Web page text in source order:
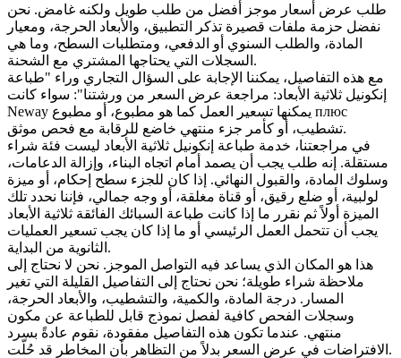
طلب عرض أسعار موجز أفضل من طلب طويل ولكنه غامض. نحن
نفضل حزمة ملفات قصيرة تذكر التطبيق، والأبعاد الحرجة، ومعيار
المادة، والطلب السنوي أو الدفعي، ومتطلبات السطح، وما هي
السجلات التي يحتاجها المشتري مع الشحنة.
مع هذه التفاصيل، يمكننا الإجابة على السؤال التجاري وراء "طباعة
إنكونيل ثلاثية الأبعاد: مراجعة عرض السعر من ورشتنا": سواء كانت
Neway يمكنها تسعير العمل كما هو مطبوع، أو مطبوع плюс
تشطيب، أو كأمر جزء منتهي خاضع للرقابة مع فحص موثق.
في مراجعتنا، خدمة طباعة إنكونيل ثلاثية الأبعاد ليست فئة شراء
مستقلة. إنه طلب يجب أن يصمد أمام اتجاه البناء، وإزالة الدعامات،
وسلوك المادة، والقبول النهائي. إذا كان للجزء سطح إحكام، أو ميزة
لولبية، أو ضلع رقيق، أو قناة مغلقة، أو وجه جمالي، فإننا نحدد تلك
الميزة أولاً ثم نقرر ما إذا كانت طباعة السبائك الفائقة ثلاثية الأبعاد
يجب أن تتحمل العمل الرئيسي أو ما إذا كان يجب تسعير العمليات
الثانوية من البداية.
هذا هو المكان الذي يساعد فيه التواصل الموجز. نحن لا نحتاج إلى
ملاحظة شراء طويلة؛ نحن نحتاج إلى التفاصيل القليلة التي تغير
المسار. درجة المادة، والكمية، والتشطيب، والأبعاد الحرجة،
وسجلات الفحص كافية لفصل نموذج قابل للطباعة عن مكون
منتهي. عندما تكون هذه التفاصيل مفقودة، نقوم عادةً بسرد
الافتراضات في عرض السعر بدلاً من التظاهر بأن المخاطر قد حُلّت.